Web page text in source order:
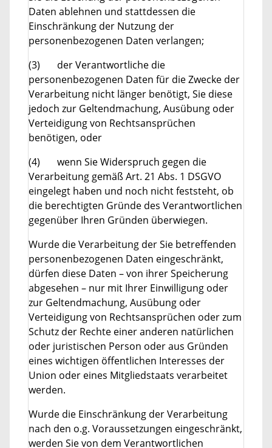
Daten ablehnen und stattdessen die
Einschränkung der Nutzung der
personenbezogenen Daten verlangen;
(3) der Verantwortliche die
personenbezogenen Daten für die Zwecke der
Verarbeitung nicht länger benötigt, Sie diese
jedoch zur Geltendmachung, Ausübung oder
Verteidigung von Rechtsansprüchen
benötigen, oder
(4) wenn Sie Widerspruch gegen die
Verarbeitung gemäß Art. 21 Abs. 1 DSGVO
eingelegt haben und noch nicht feststeht, ob
die berechtigten Gründe des Verantwortlichen
gegenüber Ihren Gründen überwiegen.
Wurde die Verarbeitung der Sie betreffenden
personenbezogenen Daten eingeschränkt,
dürfen diese Daten – von ihrer Speicherung
abgesehen – nur mit Ihrer Einwilligung oder
zur Geltendmachung, Ausübung oder
Verteidigung von Rechtsansprüchen oder zum
Schutz der Rechte einer anderen natürlichen
oder juristischen Person oder aus Gründen
eines wichtigen öffentlichen Interesses der
Union oder eines Mitgliedstaats verarbeitet
werden.
Wurde die Einschränkung der Verarbeitung
nach den o.g. Voraussetzungen eingeschränkt,
werden Sie von dem Verantwortlichen